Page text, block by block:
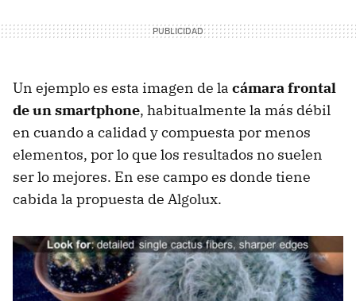
Un ejemplo es esta imagen de la cámara frontal
de un smartphone, habitualmente la más débil
en cuando a calidad y compuesta por menos
elementos, por lo que los resultados no suelen
ser lo mejores. En ese campo es donde tiene
cabida la propuesta de Algolux.